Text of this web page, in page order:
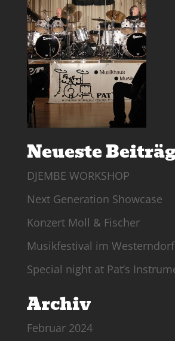
Neueste
DJEMBE WORKSHOP
Next Generation Showcase
Konzert Moll & Fischer
Musikfestival im Westerndorf
Special night at Pat’s
Archiv
Februar 2024